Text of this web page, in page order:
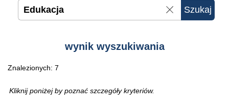
wynik wyszukiwania
Znalezionych: 7
Kliknij poniżej by poznać szczegóły kryteriów.